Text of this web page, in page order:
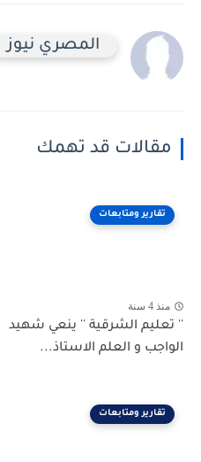
المصري نيوز
مقالات قد تهمك
تقارير ومتابعات
منذ 4 سنة
'' تعليم الشرقية '' ينعي شهيد
الواجب و العلم الاستاذ...
تقارير ومتابعات